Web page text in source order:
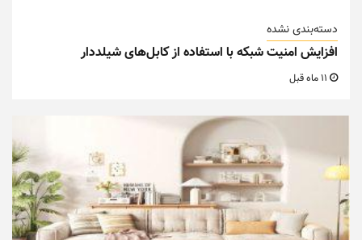
دسته‌بندی نشده
افزایش امنیت شبکه با استفاده از کابل‌های شیلددار